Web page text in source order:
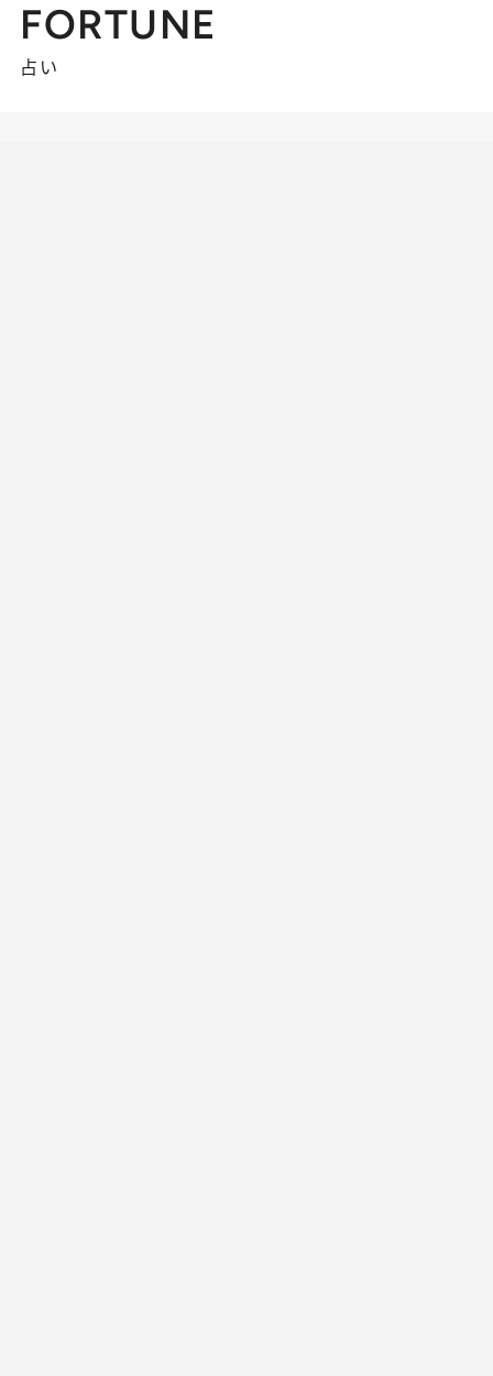
FORTUNE
占い